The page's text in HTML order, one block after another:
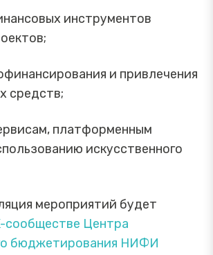
инструментов
и привлечения
средств;
платформенным
искусственного
мероприятий будет
сообществе Центра
бюджетирования НИФИ